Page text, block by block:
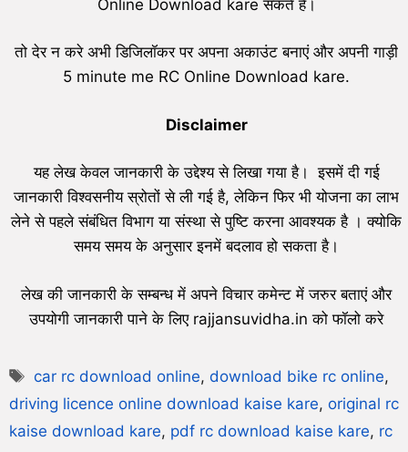
Online Download kare सकते हैं।
तो देर न करे अभी डिजिलॉकर पर अपना अकाउंट बनाएं और अपनी गाड़ी
5 minute me RC Online Download kare.
Disclaimer
यह लेख केवल जानकारी के उद्देश्य से लिखा गया है। इसमें दी गई
जानकारी विश्वसनीय स्रोतों से ली गई है, लेकिन फिर भी योजना का लाभ
लेने से पहले संबंधित विभाग या संस्था से पुष्टि करना आवश्यक है । क्योकि
समय समय के अनुसार इनमें बदलाव हो सकता है।
लेख की जानकारी के सम्बन्ध में अपने विचार कमेन्ट में जरुर बताएं और
उपयोगी जानकारी पाने के लिए rajjansuvidha.in को फॉलो करे
car rc download online,download bike rc online,
driving licence online download kaise kare, original rc
kaise download kare, pdf rc download kaise kare, rc